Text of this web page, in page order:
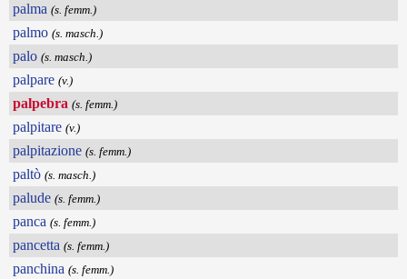
palma (s. femm.)
palmo (s. masch.)
palo (s. masch.)
palpare (v.)
palpebra (s. femm.)
palpitare (v.)
palpitazione (s. femm.)
paltò (s. masch.)
palude (s. femm.)
panca (s. femm.)
pancetta (s. femm.)
panchina (s. femm.)